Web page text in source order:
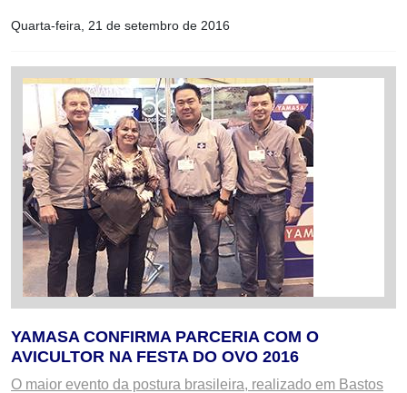
Quarta-feira, 21 de setembro de 2016
YAMASA CONFIRMA PARCERIA COM O
AVICULTOR NA FESTA DO OVO 2016
O maior evento da postura brasileira, realizado em Bastos